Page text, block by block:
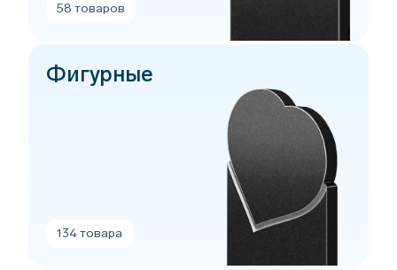
58 товаров
Фигурные
134 товара